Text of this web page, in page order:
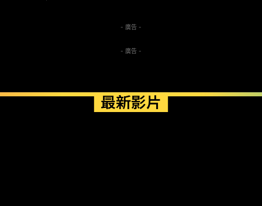
- 廣告 -
- 廣告 -
最新影片